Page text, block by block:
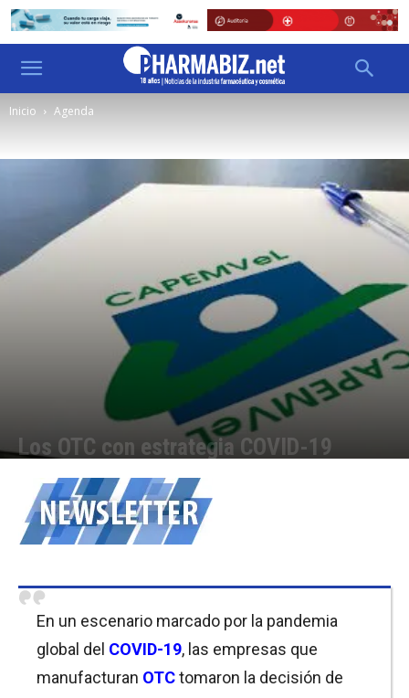
Inicio Agenda
Los OTC con estrategia COVID-19
En un escenario marcado por la pandemia
global del COVID-19, las empresas que
manufacturan OTCtomaron la decisión de